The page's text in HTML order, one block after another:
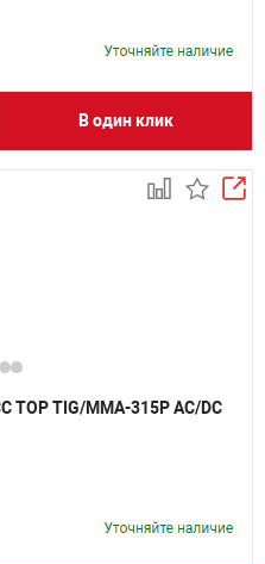
В один клик
TOP TIG/MMA-315P AC/DC